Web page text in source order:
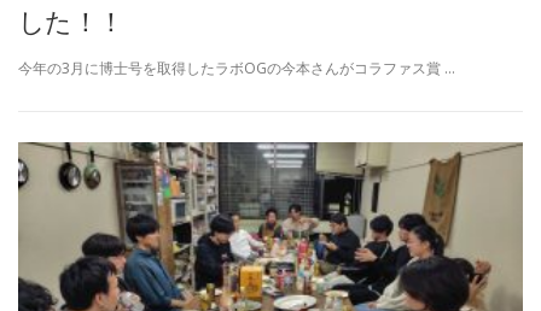
した！！
今年の3月に博士号を取得したラボOGの今本さんがコラファス賞 …